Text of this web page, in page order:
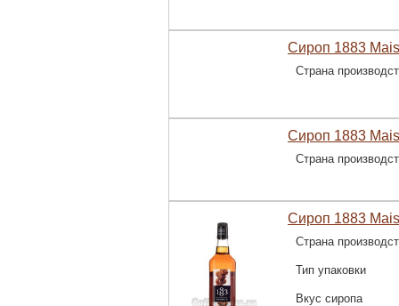
Сироп 1883
Страна
Сироп 1883
Страна
Сироп 1883
Страна
Тип упаковки
Вкус сиропа